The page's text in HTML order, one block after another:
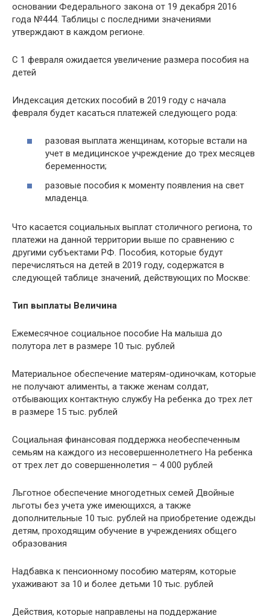
основании Федерального закона от 19 декабря 2016
года №444. Таблицы с последними значениями
утверждают в каждом регионе.
С 1 февраля ожидается увеличение размера пособия на
детей
Индексация детских пособий в 2019 году с начала
февраля будет касаться платежей следующего рода:
разовая выплата женщинам, которые встали на
учет в медицинское учреждение до трех месяцев
беременности;
разовые пособия к моменту появления на свет
младенца.
Что касается социальных выплат столичного региона, то
платежи на данной территории выше по сравнению с
другими субъектами РФ. Пособия, которые будут
перечисляться на детей в 2019 году, содержатся в
следующей таблице значений, действующих по Москве:
Тип выплаты Величина
Ежемесячное социальное пособие На малыша до
полутора лет в размере 10 тыс. рублей
Материальное обеспечение матерям-одиночкам, которые
не получают алименты, а также женам солдат,
отбывающих контактную службу На ребенка до трех лет
в размере 15 тыс. рублей
Социальная финансовая поддержка необеспеченным
семьям на каждого из несовершеннолетнего На ребенка
от трех лет до совершеннолетия – 4 000 рублей
Льготное обеспечение многодетных семей Двойные
льготы без учета уже имеющихся, а также
дополнительные 10 тыс. рублей на приобретение одежды
детям, проходящим обучение в учреждениях общего
образования
Надбавка к пенсионному пособию матерям, которые
ухаживают за 10 и более детьми 10 тыс. рублей
Действия, которые направлены на поддержание